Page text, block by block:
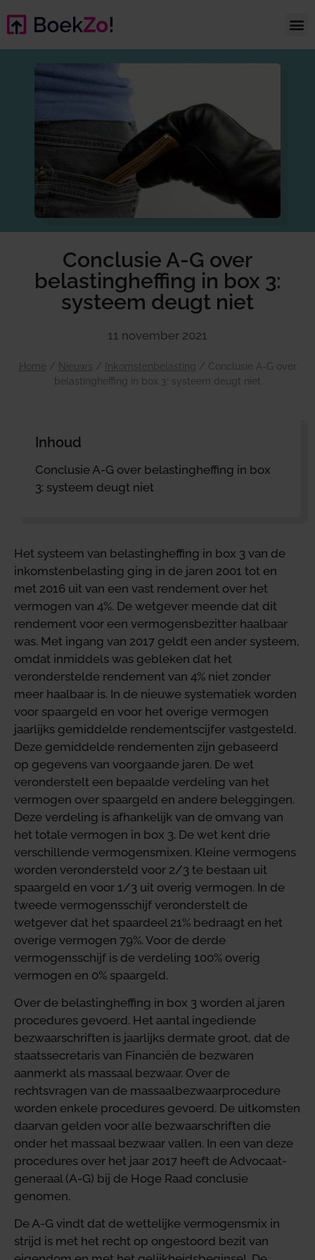
Conclusie A-G over
belastingheffing in box 3:
systeem deugt niet
11 november 2021
Home / Nieuws / Inkomstenbelasting / Conclusie A-G over
belastingheffing in box 3: systeem deugt niet
Inhoud
Conclusie A-G over belastingheffing in box
3: systeem deugt niet
Het systeem van belastingheffing in box 3 van de
inkomstenbelasting ging in de jaren 2001 tot en
met 2016 uit van een vast rendement over het
vermogen van 4%. De wetgever meende dat dit
rendement voor een vermogensbezitter haalbaar
was. Met ingang van 2017 geldt een ander systeem,
omdat inmiddels was gebleken dat het
veronderstelde rendement van 4% niet zonder
meer haalbaar is. In de nieuwe systematiek worden
voor spaargeld en voor het overige vermogen
jaarlijks gemiddelde rendementscijfer vastgesteld.
Deze gemiddelde rendementen zijn gebaseerd
op gegevens van voorgaande jaren. De wet
veronderstelt een bepaalde verdeling van het
vermogen over spaargeld en andere beleggingen.
Deze verdeling is afhankelijk van de omvang van
het totale vermogen in box 3. De wet kent drie
verschillende vermogensmixen. Kleine vermogens
worden verondersteld voor 2/3 te bestaan uit
spaargeld en voor 1/3 uit overig vermogen. In de
tweede vermogensschijf veronderstelt de
wetgever dat het spaardeel 21% bedraagt en het
overige vermogen 79%. Voor de derde
vermogensschijf is de verdeling 100% overig
vermogen en 0% spaargeld.
Over de belastingheffing in box 3 worden al jaren
procedures gevoerd. Het aantal ingediende
bezwaarschriften is jaarlijks dermate groot, dat de
staatssecretaris van Financiën de bezwaren
aanmerkt als massaal bezwaar. Over de
rechtsvragen van de massaalbezwaarprocedure
worden enkele procedures gevoerd. De uitkomsten
daarvan gelden voor alle bezwaarschriften die
onder het massaal bezwaar vallen. In een van deze
procedures over het jaar 2017 heeft de Advocaat-
generaal (A-G) bij de Hoge Raad conclusie
genomen.
De A-G vindt dat de wettelijke vermogensmix in
strijd is met het recht op ongestoord bezit van